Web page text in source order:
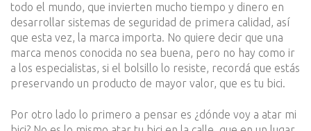
todo el mundo, que invierten mucho tiempo y dinero en
desarrollar sistemas de seguridad de primera calidad, así
que esta vez, la marca importa. No quiere decir que una
marca menos conocida no sea buena, pero no hay como ir
a los especialistas, si el bolsillo lo resiste, recordá que estás
preservando un producto de mayor valor, que es tu bici.
Por otro lado lo primero a pensar es ¿dónde voy a atar mi